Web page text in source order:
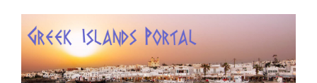
περιεχόμενο